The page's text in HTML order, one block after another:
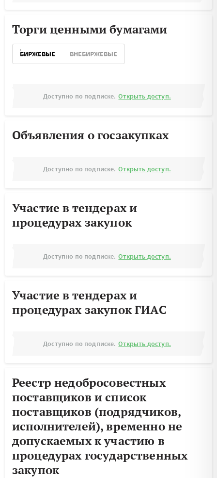
Торги ценными бумагами
БИРЖЕВЫЕ ВНЕБИРЖЕВЫЕ
Доступно по подписке. Открыть доступ.
Объявления о госзакупках
Доступно по подписке. Открыть доступ.
Участие в тендерах и
процедурах закупок
Доступно по подписке. Открыть доступ.
Участие в тендерах и
процедурах закупок ГИАС
Доступно по подписке. Открыть доступ.
Реестр недобросовестных
поставщиков и список
поставщиков (подрядчиков,
исполнителей), временно не
допускаемых к участию в
процедурах государственных
закупок